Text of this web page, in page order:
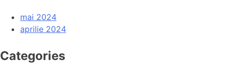
mai 2024
aprilie 2024
Categories